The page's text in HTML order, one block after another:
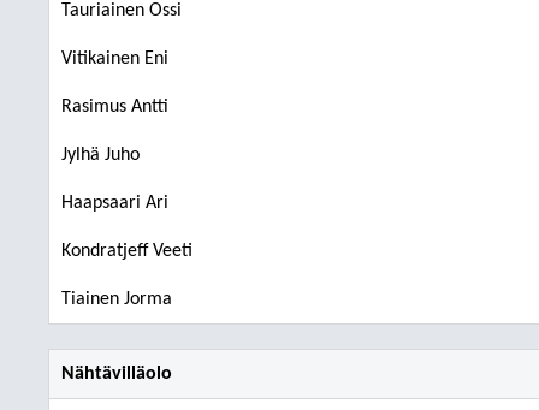
Tauriainen Ossi
Vitikainen Eni
Rasimus Antti
Jylhä Juho
Haapsaari Ari
Kondratjeff Veeti
Tiainen Jorma
Nähtävilläolo